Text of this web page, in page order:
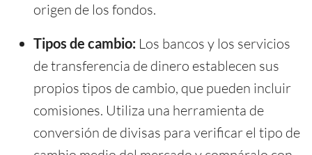
origen de los fondos.
Tipos de cambio: Los bancos y los servicios
de transferencia de dinero establecen sus
propios tipos de cambio, que pueden incluir
comisiones. Utiliza una herramienta de
conversión de divisas para verificar el tipo de